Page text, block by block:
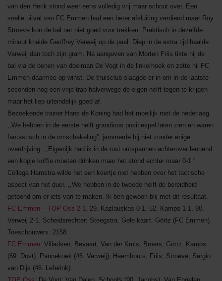
van den Herik stond weer eens volledig vrij maar schoot over. Een
snelle uitval van FC Emmen had een beter afsluiting verdiend maar Roy
Stroeve kon de bal net niet goed voor trekken. Praktisch in dezelfde
minuut knalde Geoffrey Verweij op de paal. Diep in de extra tijd haalde
Verweij dan toch zijn gram. Na aangeven van Morten Friis tikte hij de
bal via de benen van doelman De Vogt in de linkerhoek en zette hij FC
Emmen daarmee op winst. De thuisclub slaagde er in om in de laatste
seconden nog een vrije trap halverwege de eigen helft tegen te krijgen
maar het liep uiteindelijk goed af.
Bezoekende trainer Hans de Koning had het moeilijk met de nederlaag.
,,We hebben in de eerste helft grandioos positiespel laten zien en waren
fantastisch in de omschakeling”, jammerde hij niet zonder enige
overdrijving. ,,Eigenlijk had ik in de rust ontspannen achterover leunend
een kopje koffie moeten drinken maar het stond echter maar 0-1.”
Collega Hamstra wilde het een keertje niet hebben over het tactische
aspect van het duel. ,,We hebben in de tweede helft de bereidheid
getoond om er iets van te maken. Ik ben gewoon blij met dit resultaat.”
FC Emmen – TOP Oss 2-1.
29. Kazlauskas 0-1, 52. Kamps 1-1, 90.
Verweij 2-1. Scheidsrechter: Steegstra. Gele kaart: Görtz (FC Emmen).
Toeschouwers: 2158.
FC Emmen: Villadsen; Bevaart, Van der Kruis, Broers, Görtz, Kamps
(69. Dost), Pannekoek (46. Verweij), Haemhouts, Friis, Stroeve, Sergio
van Dijk (46. Leferink).